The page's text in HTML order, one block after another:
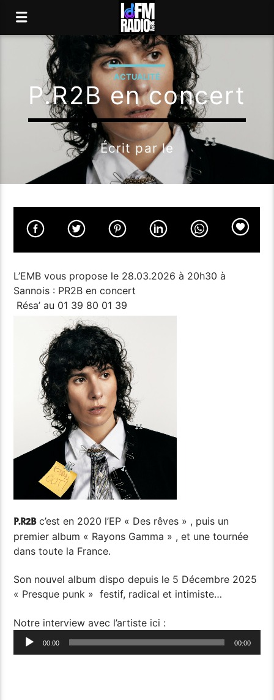
ACTUALITÉ
P.R2B en concert
Écrit parle
L’EMB vous propose le 28.03.2026 à 20h30 à
Sannois : PR2B en concert
Résa’ au 01 39 80 01 39
P.R2Bc’est en 2020 l’EP « Des rêves » , puis un
premier album « Rayons Gamma » , et une tournée
dans toute la France.
Son nouvel album dispo depuis le 5 Décembre 2025
« Presque punk » festif, radical et intimiste…
Notre interview avec l’artiste ici :
Lecteur00:00 00:00